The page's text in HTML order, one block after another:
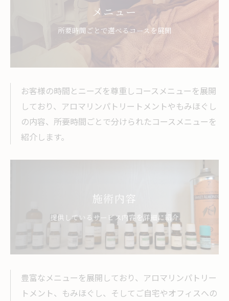
メニュー
所要時間ごとで選べるコースを展開
お客様の時間とニーズを尊重しコースメニューを展開
しており、アロマリンパトリートメントやもみほぐし
の内容、所要時間ごとで分けられたコースメニューを
紹介します。
施術内容
提供しているサービス内容を詳細に紹介
豊富なメニューを展開しており、アロマリンパトリー
トメント、もみほぐし、そしてご自宅やオフィスへの